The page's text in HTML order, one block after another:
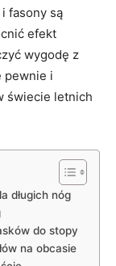
fasony są
efekt
wygodę z
pewnie i
świecie letnich
długich nóg
do stopy
na obcasie